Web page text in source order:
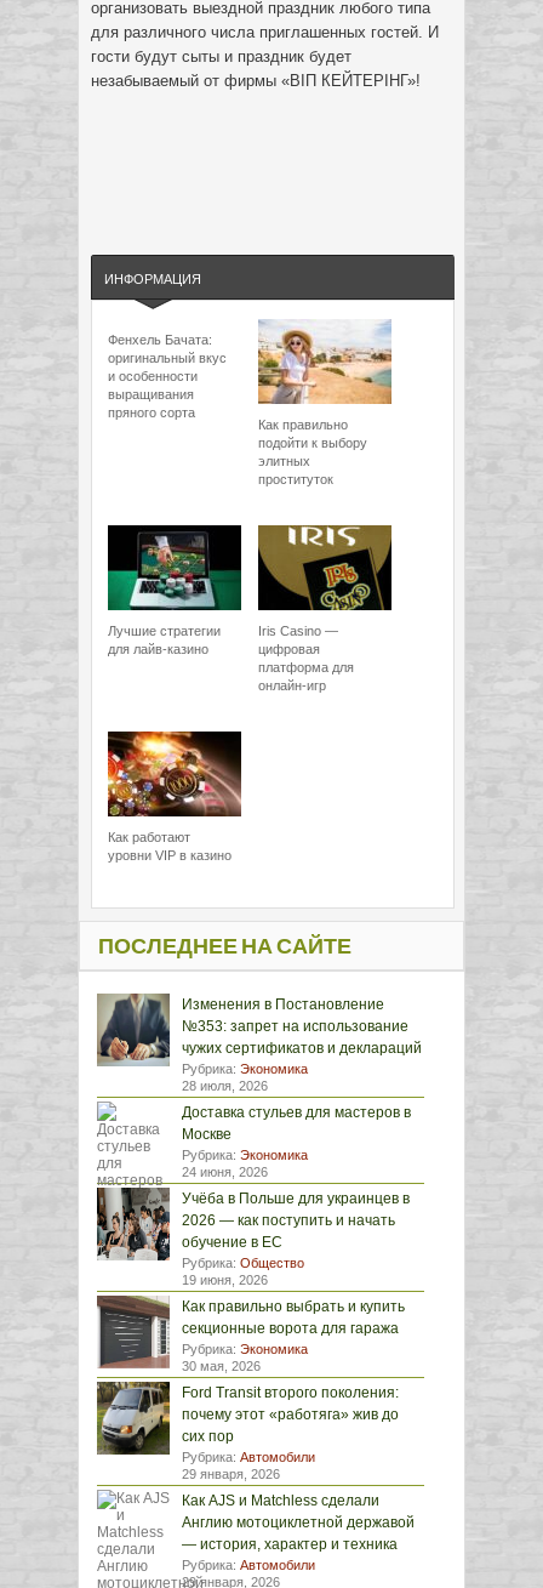
организовать выездной праздник любого типа
для различного числа приглашенных гостей. И
гости будут сыты и праздник будет
незабываемый от фирмы «ВІП КЕЙТЕРІНГ»!
ИНФОРМАЦИЯ
Фенхель Бачата:
оригинальный вкус
и особенности
выращивания
пряного сорта
Как правильно
подойти к выбору
элитных
проституток
Лучшие стратегии
для лайв-казино
Iris Casino —
цифровая
платформа для
онлайн-игр
Как работают
уровни VIP в казино
ПОСЛЕДНЕЕ НА САЙТЕ
Изменения в Постановление
№353: запрет на использование
чужих сертификатов и деклараций
Рубрика: Экономика
28 июля, 2026
Доставка стульев для мастеров в
Москве
Рубрика: Экономика
24 июня, 2026
Учёба в Польше для украинцев в
2026 — как поступить и начать
обучение в ЕС
Рубрика: Общество
19 июня, 2026
Как правильно выбрать и купить
секционные ворота для гаража
Рубрика: Экономика
30 мая, 2026
Ford Transit второго поколения:
почему этот «работяга» жив до
сих пор
Рубрика: Автомобили
29 января, 2026
Как AJS и Matchless сделали
Англию мотоциклетной державой
— история, характер и техника
Рубрика: Автомобили
29 января, 2026